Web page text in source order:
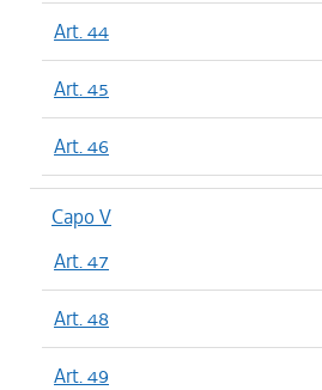
Art. 44
Art. 45
Art. 46
Capo V
Art. 47
Art. 48
Art. 49